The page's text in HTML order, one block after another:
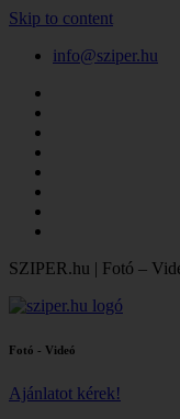
Skip to content
info@sziper.hu
SZIPER.hu | Fotó –
Fotó - Videó
Ajánlatot kérek!